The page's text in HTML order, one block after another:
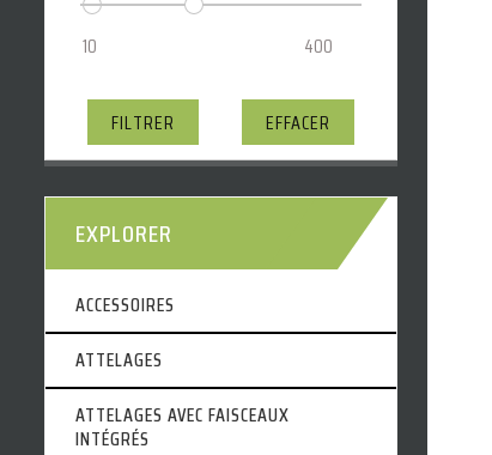
FILTRER EFFACER
EXPLORER
ACCESSOIRES
ATTELAGES
ATTELAGES AVEC FAISCEAUX
INTÉGRÉS